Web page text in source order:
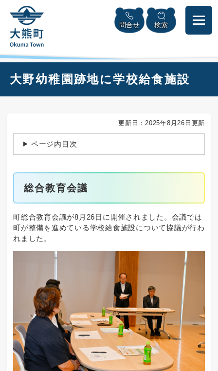
頭
メニューを飛ばして本文へ
問合せ 検索
大野幼稚園跡地に学校給食施設
更新日：2025年8月26日更新
ページ内目次
総合教育会議
町総合教育会議が8月26日に開催されました。会議では
町が整備を進めている学校給食施設について協議が行わ
れました。